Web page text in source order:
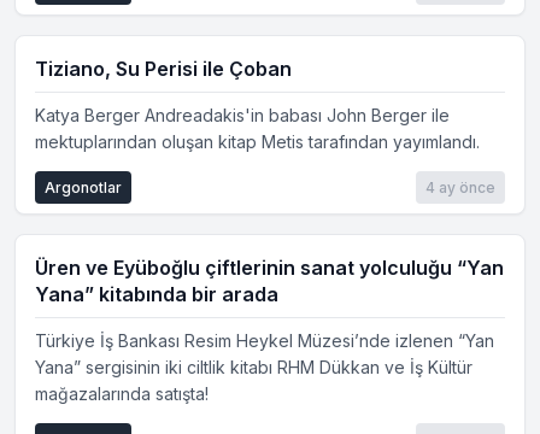
Tiziano, Su Perisi ile Çoban
Katya Berger Andreadakis'in babası John Berger ile
mektuplarından oluşan kitap Metis tarafından yayımlandı.
4 ay önce
Argonotlar
Üren ve Eyüboğlu çiftlerinin sanat yolculuğu “Yan
Yana” kitabında bir arada
Türkiye İş Bankası Resim Heykel Müzesi’nde izlenen “Yan
Yana” sergisinin iki ciltlik kitabı RHM Dükkan ve İş Kültür
mağazalarında satışta!